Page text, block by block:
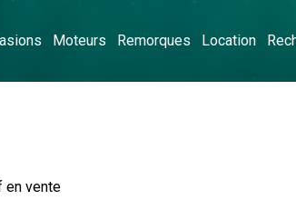
Moteurs Remorques Location
en vente